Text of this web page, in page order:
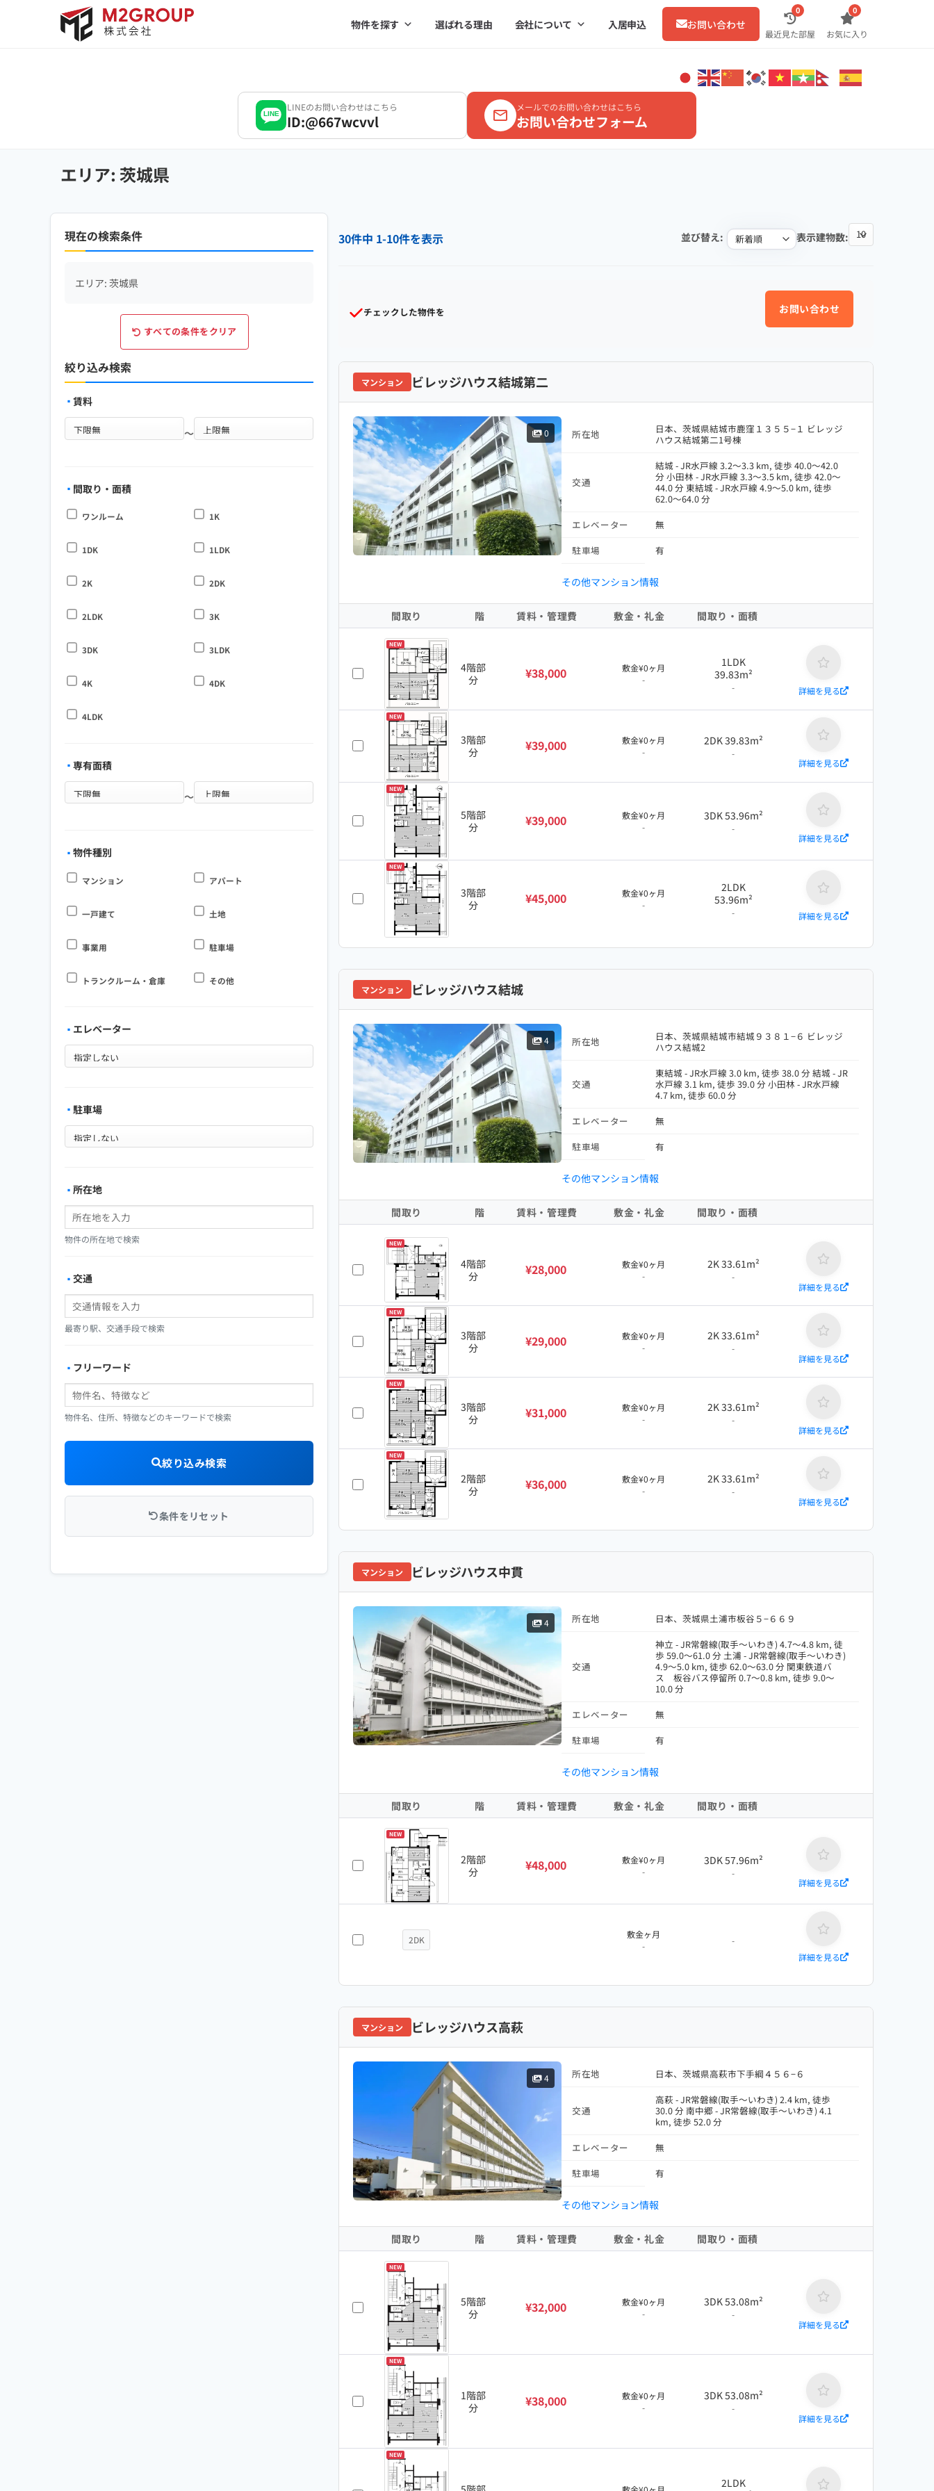
LINE
LINEのお問い合わせはこちら
ID:@667wcvvl
メールでのお問い合わせはこちら
お問い合わせフォーム
物件を探す 選ばれる理由 会社について 入居申込 お問い合わせ
0
最近見た部屋
0
お気に入り
エリア: 茨城県
現在の検索条件
エリア: 茨城県
すべての条件をクリア
絞り込み検索
賃料
～
間取り・面積
ワンルーム 1K
1DK 1LDK
2K 2DK
2LDK 3K
3DK 3LDK
4K 4DK
4LDK
専有面積
～
物件種別
マンション アパート
一戸建て 土地
事業用 駐車場
トランクルーム・倉庫 その他
エレベーター
駐車場
所在地
物件の所在地で検索
交通
最寄り駅、交通手段で検索
フリーワード
物件名、住所、特徴などのキーワードで検索
絞り込み検索
条件をリセット
30件中 1-10件を表示 並び替え: 表示建物数:
チェックした物件を お問い合わせ
マンション ビレッジハウス結城第二
0 所在地
日本、茨城県結城市鹿窪１３５５−１ ビレッジ
ハウス結城第二1号棟
交通
結城 - JR水戸線 3.2～3.3 km, 徒歩 40.0～42.0
分 小田林 - JR水戸線 3.3～3.5 km, 徒歩 42.0～
44.0 分 東結城 - JR水戸線 4.9～5.0 km, 徒歩
62.0～64.0 分
エレベーター
無
駐車場
有
その他マンション情報
間取り 階 賃料・管理費 敷金・礼金 間取り・面積
NEW
4階部
分
¥38,000
敷金¥0ヶ月
-
1LDK
39.83m²
- 詳細を見る
NEW
3階部
分
¥39,000
敷金¥0ヶ月
-
2DK 39.83m²
-
詳細を見る
NEW
5階部
分
¥39,000
敷金¥0ヶ月
-
3DK 53.96m²
-
詳細を見る
NEW
3階部
分
¥45,000
敷金¥0ヶ月
-
2LDK
53.96m²
- 詳細を見る
マンション ビレッジハウス結城
4 所在地
日本、茨城県結城市結城９３８１−６ ビレッジ
ハウス結城2
交通
東結城 - JR水戸線 3.0 km, 徒歩 38.0 分 結城 - JR
水戸線 3.1 km, 徒歩 39.0 分 小田林 - JR水戸線
4.7 km, 徒歩 60.0 分
エレベーター
無
駐車場
有
その他マンション情報
間取り 階 賃料・管理費 敷金・礼金 間取り・面積
NEW
4階部
分
¥28,000
敷金¥0ヶ月
-
2K 33.61m²
-
詳細を見る
NEW
3階部
分
¥29,000
敷金¥0ヶ月
-
2K 33.61m²
-
詳細を見る
NEW
3階部
分
¥31,000
敷金¥0ヶ月
-
2K 33.61m²
-
詳細を見る
NEW
2階部
分
¥36,000
敷金¥0ヶ月
-
2K 33.61m²
-
詳細を見る
マンション ビレッジハウス中貫
4 所在地 日本、茨城県土浦市板谷５−６６９
交通
神立 - JR常磐線(取手～いわき) 4.7～4.8 km, 徒
歩 59.0～61.0 分 土浦 - JR常磐線(取手～いわき)
4.9～5.0 km, 徒歩 62.0～63.0 分 関東鉄道バ
ス 板谷バス停留所 0.7～0.8 km, 徒歩 9.0～
10.0 分
エレベーター
無
駐車場
有
その他マンション情報
間取り 階 賃料・管理費 敷金・礼金 間取り・面積
NEW
2階部
分
¥48,000
敷金¥0ヶ月
-
3DK 57.96m²
-
詳細を見る
2DK
敷金ヶ月
-
-
詳細を見る
マンション ビレッジハウス高萩
4 所在地 日本、茨城県高萩市下手綱４５６−６
交通
高萩 - JR常磐線(取手～いわき) 2.4 km, 徒歩
30.0 分 南中郷 - JR常磐線(取手～いわき) 4.1
km, 徒歩 52.0 分
エレベーター
無
駐車場
有
その他マンション情報
間取り 階 賃料・管理費 敷金・礼金 間取り・面積
NEW
5階部
分
¥32,000
敷金¥0ヶ月
-
3DK 53.08m²
-
詳細を見る
NEW
1階部
分
¥38,000
敷金¥0ヶ月
-
3DK 53.08m²
-
詳細を見る
NEW
2LDK